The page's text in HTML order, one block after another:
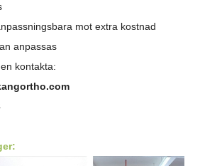
mot extra kostnad
anpassas
kontakta: